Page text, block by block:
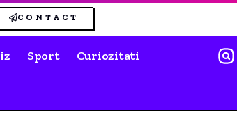
CONTACT
Sport Curiozitati